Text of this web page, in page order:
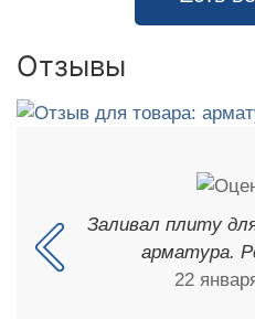
Отзывы
Заливал плиту
арматура.
22